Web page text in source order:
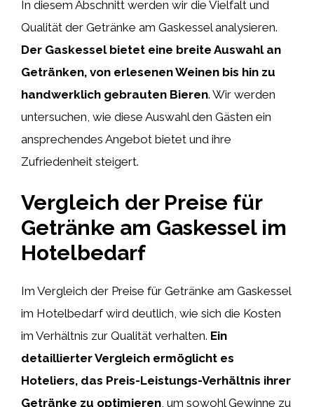
In diesem Abschnitt werden wir die Vielfalt und
Qualität der Getränke am Gaskessel analysieren.
Der Gaskessel bietet eine breite Auswahl an
Getränken, von erlesenen Weinen bis hin zu
handwerklich gebrauten Bieren. Wir werden
untersuchen, wie diese Auswahl den Gästen ein
ansprechendes Angebot bietet und ihre
Zufriedenheit steigert.
Vergleich der Preise für
Getränke am Gaskessel im
Hotelbedarf
Im Vergleich der Preise für Getränke am Gaskessel
im Hotelbedarf wird deutlich, wie sich die Kosten
im Verhältnis zur Qualität verhalten. Ein
detaillierter Vergleich ermöglicht es
Hoteliers, das Preis-Leistungs-Verhältnis ihrer
Getränke zu optimieren, um sowohl Gewinne zu